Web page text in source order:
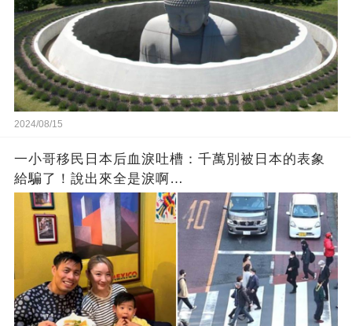
2024/08/15
一小哥移民日本后血淚吐槽：千萬別被日本的表象
給騙了！說出來全是淚啊…